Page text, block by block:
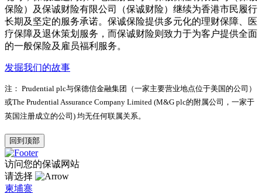
保险）及保诚财险有限公司（保诚财险）继续为香港市民履行
长期及坚定的服务承诺。保诚保险提供多元化的理财保障、医
疗保障及退休策划服务，而保诚财险则致力于为客户提供全面
的一般保险及雇员福利服务。
发掘我们的故事
注： Prudential plc与保德信金融集团（一家主要营业地点位于美国的公司）
或The Prudential Assurance Company Limited (M&G plc的附属公司，一家于
英国注册成立的公司) 均无任何联属关系。
回到顶部
访问您的保诚网站
请选择
柬埔寨